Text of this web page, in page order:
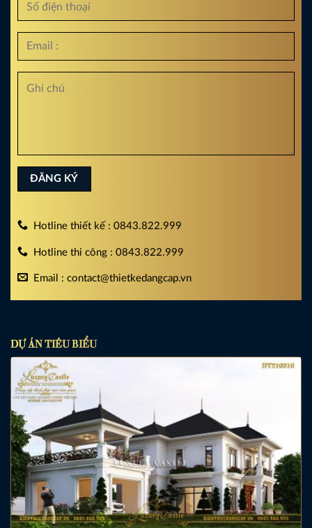
Hotline thiết kế : 0843.822.999
Hotline thi công : 0843.822.999
Email : contact@thietkedangcap.vn
DỰ ÁN TIÊU BIỂU